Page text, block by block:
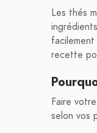
Les thés
recette
Faire
selon vos